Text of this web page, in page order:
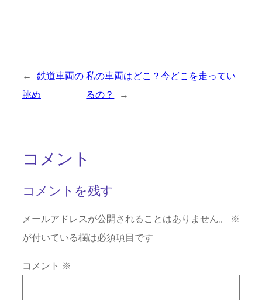
←
鉄道車両の
眺め
私の車両はどこ？今どこを走ってい
るの？
→
コメント
コメントを残す
メールアドレスが公開されることはありません。
※
が付いている欄は必須項目です
コメント ※